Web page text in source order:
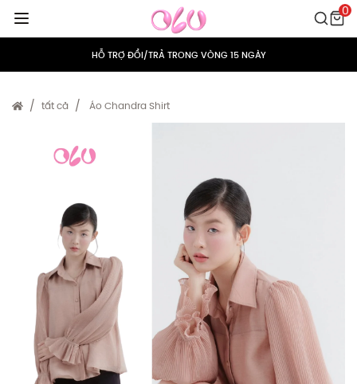
0
MIỄN PHÍ VẬN CHUYỂN CHO MỌI ĐƠN HÀNG
HỖ TRỢ ĐỔI/TRẢ TRONG VÒNG 15 NGÀY
MIỄN PHÍ VẬN CHUYỂN CHO MỌI ĐƠN HÀNG
HỖ TRỢ ĐỔI/TRẢ TRONG VÒNG 15 NGÀY
TÍCH ĐIỂM 5% CHO MỌI ĐƠN HÀNG
tất cả Áo Chandra Shirt